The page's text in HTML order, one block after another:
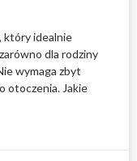
który idealnie
dla rodziny
wymaga zbyt
otoczenia. Jakie